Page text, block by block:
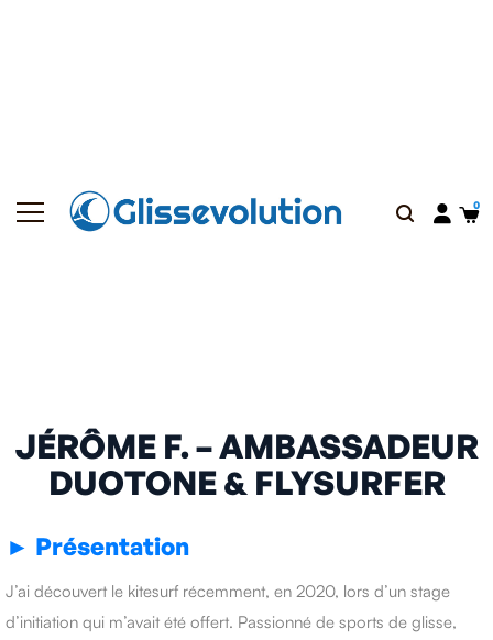
JÉRÔME F. – AMBASSADEUR
DUOTONE & FLYSURFER
► Présentation
J’ai découvert le kitesurf récemment, en 2020, lors d’un stage
d’initiation qui m’avait été offert. Passionné de sports de glisse,